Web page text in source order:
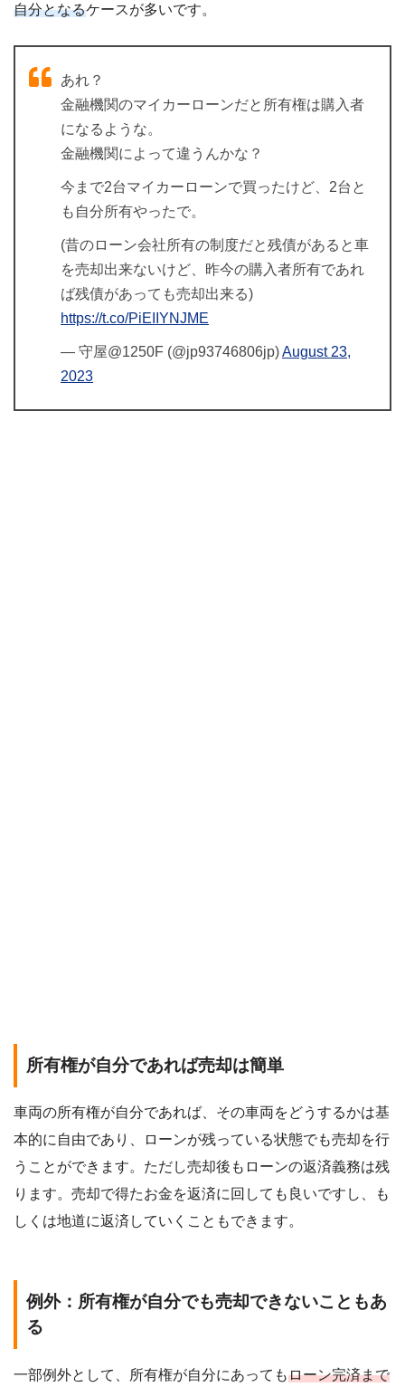
自分となるケースが多いです。
あれ？
金融機関のマイカーローンだと所有権は購入者
になるような。
金融機関によって違うんかな？
今まで2台マイカーローンで買ったけど、2台と
も自分所有やったで。
(昔のローン会社所有の制度だと残債があると車
を売却出来ないけど、昨今の購入者所有であれ
ば残債があっても売却出来る)
https://t.co/PiEIIYNJME
— 守屋@1250F (@jp93746806jp)August 23,
2023
所有権が自分であれば売却は簡単
車両の所有権が自分であれば、その車両をどうするかは基
本的に自由であり、ローンが残っている状態でも売却を行
うことができます。ただし売却後もローンの返済義務は残
ります。売却で得たお金を返済に回しても良いですし、も
しくは地道に返済していくこともできます。
例外：所有権が自分でも売却できないこともあ
る
一部例外として、所有権が自分にあってもローン完済まで